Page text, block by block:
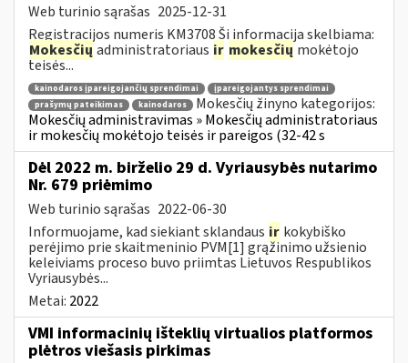
Web turinio sąrašas 2025-12-31
Registracijos numeris KM3708 Ši informacija skelbiama:
Mokesčių administratoriaus ir mokesčių mokėtojo
teisės...
kainodaros įpareigojančių sprendimai
įpareigojantys sprendimai
prašymų pateikimas
kainodaros
Mokesčių žinyno kategorijos:
Mokesčių administravimas » Mokesčių administratoriaus
ir mokesčių mokėtojo teisės ir pareigos (32-42 s
Dėl 2022 m. birželio 29 d. Vyriausybės nutarimo
Nr. 679 priėmimo
Web turinio sąrašas 2022-06-30
Informuojame, kad siekiant sklandaus ir kokybiško
perėjimo prie skaitmeninio PVM[1] grąžinimo užsienio
keleiviams proceso buvo priimtas Lietuvos Respublikos
Vyriausybės...
Metai: 2022
VMI informacinių išteklių virtualios platformos
plėtros viešasis pirkimas